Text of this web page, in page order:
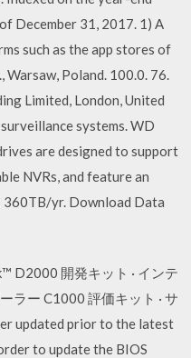
December 31, 2017. 1) A
such as the app stores of
Warsaw, Poland. 100.0. 76.
Limited, London, United
systems. WD
are designed to support
NVRs, and feature an
360TB/yr. Download Data
D2000 開発キット · インテ
ラー C1000 評価キット · サ
updated prior to the latest
to update the BIOS